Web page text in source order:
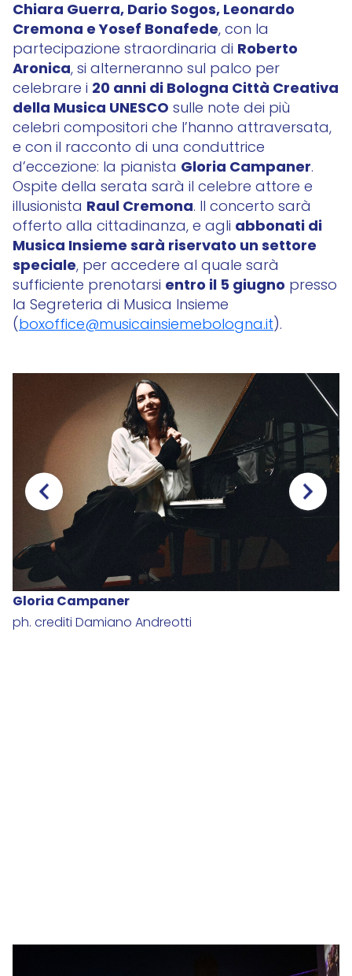
Chiara Guerra, Dario Sogos, Leonardo
Cremona e Yosef Bonafede, con la
partecipazione straordinaria di Roberto
Aronica, si alterneranno sul palco per
celebrare i 20 anni di Bologna Città Creativa
della Musica UNESCO sulle note dei più
celebri compositori che l’hanno attraversata,
e con il racconto di una conduttrice
d’eccezione: la pianista Gloria Campaner.
Ospite della serata sarà il celebre attore e
illusionista Raul Cremona. Il concerto sarà
offerto alla cittadinanza, e agli abbonati di
Musica Insieme sarà riservato un settore
speciale, per accedere al quale sarà
sufficiente prenotarsi entro il 5 giugno presso
la Segreteria di Musica Insieme
(boxoffice@musicainsiemebologna.it).
Gloria Campaner
ph. crediti Damiano Andreotti